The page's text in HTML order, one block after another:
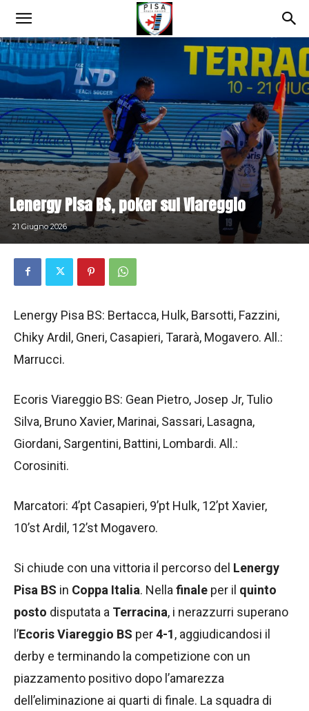
Lenergy Pisa BS, poker sul Viareggio
21 Giugno 2026
Lenergy Pisa BS: Bertacca, Hulk, Barsotti, Fazzini,
Chiky Ardil, Gneri, Casapieri, Tararà, Mogavero. All.:
Marrucci.
Ecoris Viareggio BS: Gean Pietro, Josep Jr, Tulio
Silva, Bruno Xavier, Marinai, Sassari, Lasagna,
Giordani, Sargentini, Battini, Lombardi. All.:
Corosiniti.
Marcatori: 4’pt Casapieri, 9’pt Hulk, 12’pt Xavier,
10’st Ardil, 12’st Mogavero.
Si chiude con una vittoria il percorso del Lenergy
Pisa BS in Coppa Italia. Nella finale per il quinto
posto disputata a Terracina, i nerazzurri superano
l’Ecoris Viareggio BS per4-1, aggiudicandosi il
derby e terminando la competizione con un
piazzamento positivo dopo l’amarezza
dell’eliminazione ai quarti di finale. La squadra di